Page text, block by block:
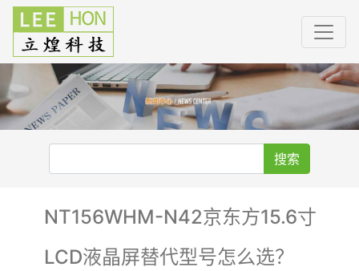
搜索
NT156WHM-N42京东方15.6寸
LCD液晶屏替代型号怎么选？